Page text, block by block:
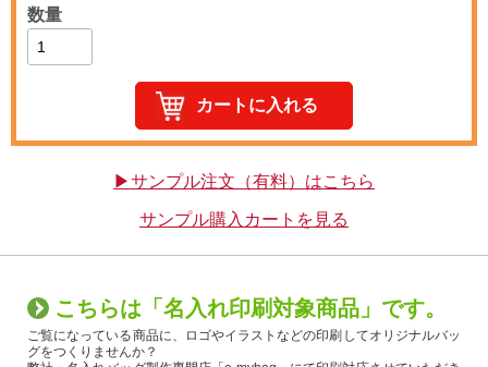
数量
▶サンプル注文（有料）はこちら
サンプル購入カートを見る
こちらは「名入れ印刷対象商品」です。
ご覧になっている商品に、ロゴやイラストなどの印刷してオリジナルバッ
グをつくりませんか？